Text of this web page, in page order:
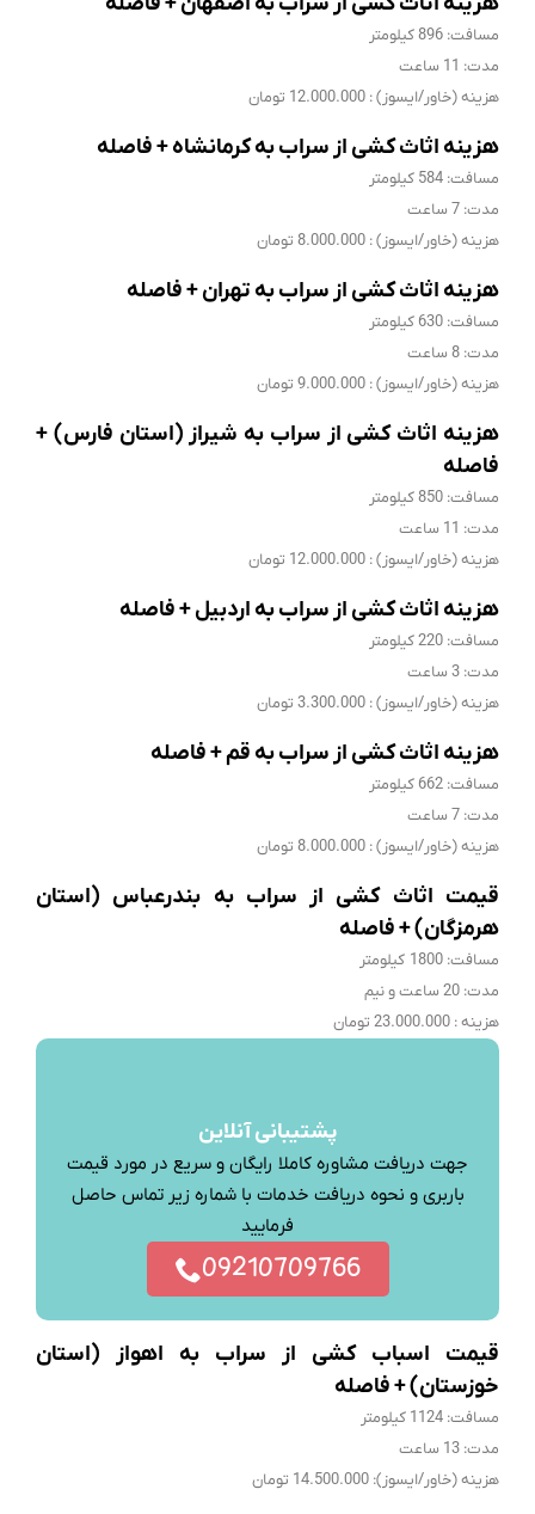
مسافت: 896 کیلومتر
مدت: 11 ساعت
هزینه (خاور/ایسوز) : 12.000.000 تومان
هزینه اثاث کشی از سراب به کرمانشاه + فاصله
مسافت: 584 کیلومتر
مدت: 7 ساعت
هزینه (خاور/ایسوز) : 8.000.000 تومان
هزینه اثاث کشی از سراب به تهران + فاصله
مسافت: 630 کیلومتر
مدت: 8 ساعت
هزینه (خاور/ایسوز) : 9.000.000 تومان
هزینه اثاث کشی از سراب به شیراز (استان فارس) +
فاصله
مسافت: 850 کیلومتر
مدت: 11 ساعت
هزینه (خاور/ایسوز) : 12.000.000 تومان
هزینه اثاث کشی از سراب به اردبیل + فاصله
مسافت: 220 کیلومتر
مدت: 3 ساعت
هزینه (خاور/ایسوز) : 3.300.000 تومان
هزینه اثاث کشی از سراب به قم + فاصله
مسافت: 662 کیلومتر
مدت: 7 ساعت
هزینه (خاور/ایسوز) : 8.000.000 تومان
قیمت اثاث کشی از سراب به بندرعباس (استان
هرمزگان) + فاصله
مسافت: 1800 کیلومتر
مدت: 20 ساعت و نیم
هزینه : 23.000.000 تومان
پشتیبانی آنلاین
جهت دریافت مشاوره کاملا رایگان و سریع در مورد قیمت
باربری و نحوه دریافت خدمات با شماره زیر تماس حاصل
فرمایید
09210709766
قیمت اسباب کشی از سراب به اهواز (استان
خوزستان) + فاصله
مسافت: 1124 کیلومتر
مدت: 13 ساعت
هزینه (خاور/ایسوز): 14.500.000 تومان